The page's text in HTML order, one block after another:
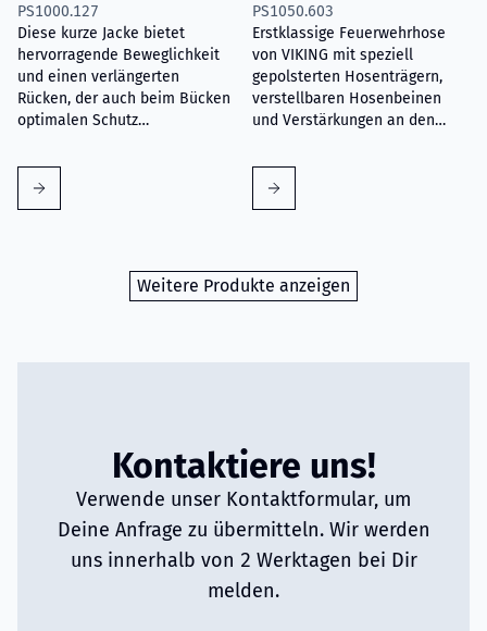
PS1000.127
Diese kurze Jacke bietet
hervorragende Beweglichkeit
und einen verlängerten
Rücken, der auch beim Bücken
optimalen Schutz
PS1050.603
Erstklassige Feuerwehrhose
von VIKING mit speziell
gepolsterten Hosenträgern,
verstellbaren Hosenbeinen
und Verstärkungen an den
Weitere Produkte anzeigen
Kontaktiere uns!
Verwende unser Kontaktformular, um
Deine Anfrage zu übermitteln. Wir werden
uns innerhalb von 2 Werktagen bei Dir
melden.